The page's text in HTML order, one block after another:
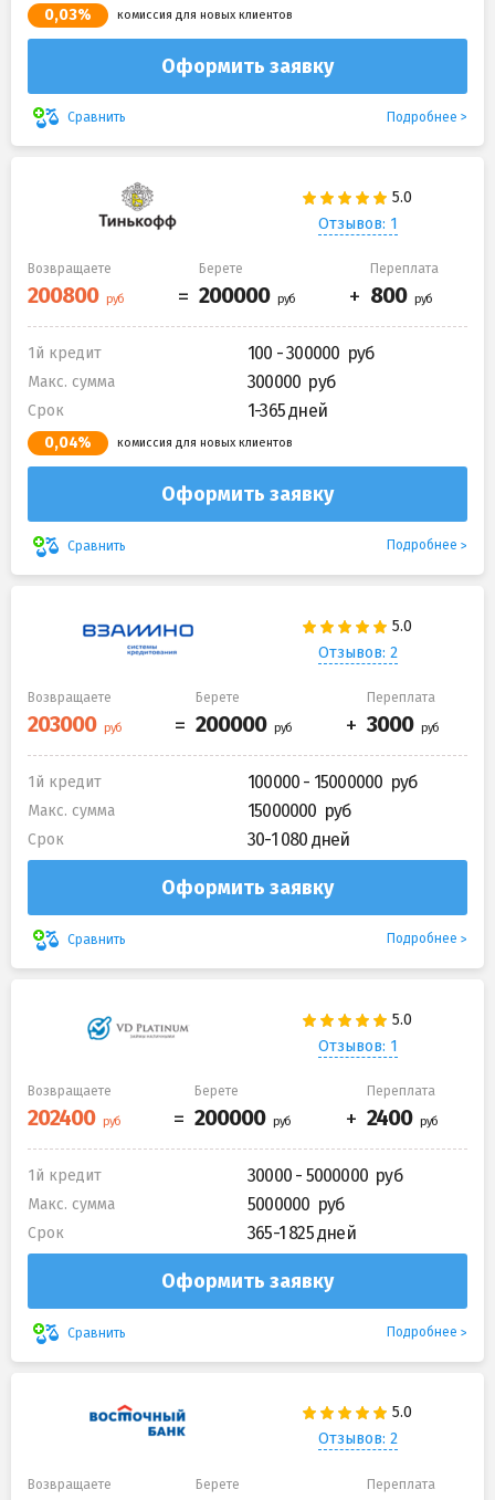
0,03% комиссия для новых клиентов
Оформить заявку
Сравнить Подробнее
Отзывов: 1
Возвращаете Берете Переплата
1й кредит 100 - 300000
Макс. сумма 300000
Срок 1-365 дней
0,04% комиссия для новых клиентов
Оформить заявку
Сравнить Подробнее
Отзывов: 2
Возвращаете Берете Переплата
1й кредит 100000 - 15000000
Макс. сумма 15000000
Срок 30-1 080 дней
Оформить заявку
Сравнить Подробнее
Отзывов: 1
Возвращаете Берете Переплата
1й кредит 30000 - 5000000
Макс. сумма 5000000
Срок 365-1 825 дней
Оформить заявку
Сравнить Подробнее
Отзывов: 2
Возвращаете Берете Переплата